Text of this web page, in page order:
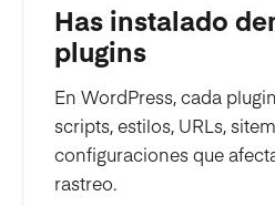
Has instalado
plugins
En WordPress, cada
scripts, estilos, URLs,
configuraciones que
rastreo.